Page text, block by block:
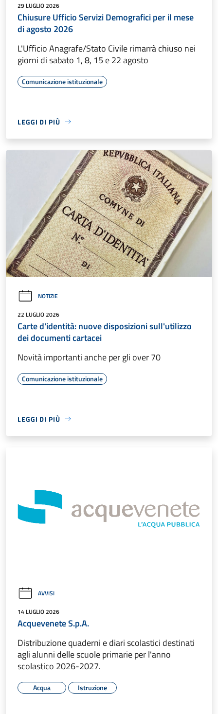
29 LUGLIO 2026
Chiusure Ufficio Servizi Demografici per il mese
di agosto 2026
L'Ufficio Anagrafe/Stato Civile rimarrà chiuso nei
giorni di sabato 1, 8, 15 e 22 agosto
Comunicazione istituzionale
LEGGI DI PIÙ
NOTIZIE
22 LUGLIO 2026
Carte d'identità: nuove disposizioni sull'utilizzo
dei documenti cartacei
Novità importanti anche per gli over 70
Comunicazione istituzionale
LEGGI DI PIÙ
AVVISI
14 LUGLIO 2026
Acquevenete S.p.A.
Distribuzione quaderni e diari scolastici destinati
agli alunni delle scuole primarie per l'anno
scolastico 2026-2027.
Acqua Istruzione